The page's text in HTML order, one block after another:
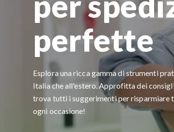
perfette
Esplora una ricca gamma di strumenti
Italia che all'estero. Approfitta dei
trova tutti i suggerimenti per risparmiare
ogni occasione!